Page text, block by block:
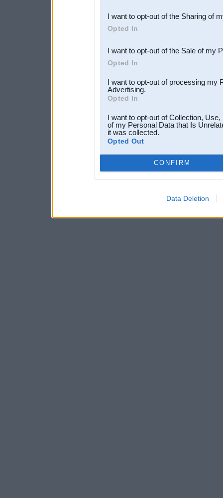
Downstream Participants
third parties.
I want to opt-out of the Sharing of
Opted In
I want to opt-out of the Sale of my
Opted In
I want to opt-out of processing my
Advertising.
Opted In
I want to opt-out of Collection,
of my Personal Data that Is
it was collected.
Opted Out
CONFIRM
Data Deletion